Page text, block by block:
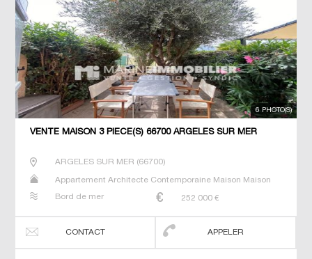
6 PHOTO(S)
VENTE MAISON 3 PIÈCE(S) 66700 ARGELES SUR MER
ARGELES SUR MER (66700)
Appartement Architecte Contemporaine Maison Maison
Bord de mer
252 000 €
CONTACT APPELER